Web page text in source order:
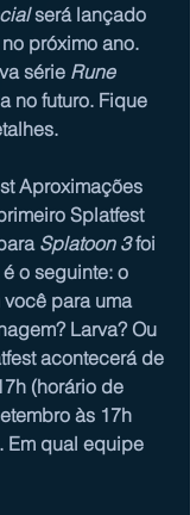
será lançado
próximo ano.
série Rune
no futuro. Fique
Aproximações
Splatfest
Splatoon 3 foi
o seguinte: o
para uma
Larva? Ou
acontecerá de
(horário de
às 17h
Em qual equipe